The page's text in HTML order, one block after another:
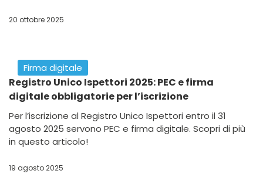
20 ottobre 2025
Firma digitale
Registro Unico Ispettori 2025: PEC e firma
digitale obbligatorie per l’iscrizione
Per l’iscrizione al Registro Unico Ispettori entro il 31
agosto 2025 servono PEC e firma digitale. Scopri di più
in questo articolo!
19 agosto 2025